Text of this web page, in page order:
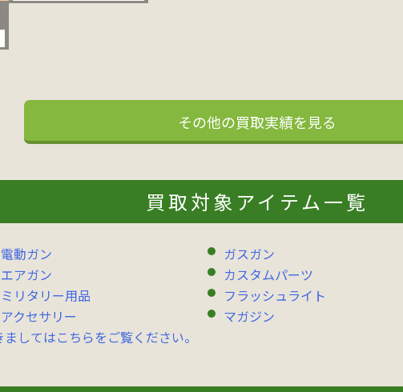
その他の買取実績を見る
買取対象アイテム一覧
電動ガン ガスガン
エアガン
カスタムパーツ
ミリタリー用品
フラッシュライト
アクセサリー
マガジン
してはこちらをご覧ください。